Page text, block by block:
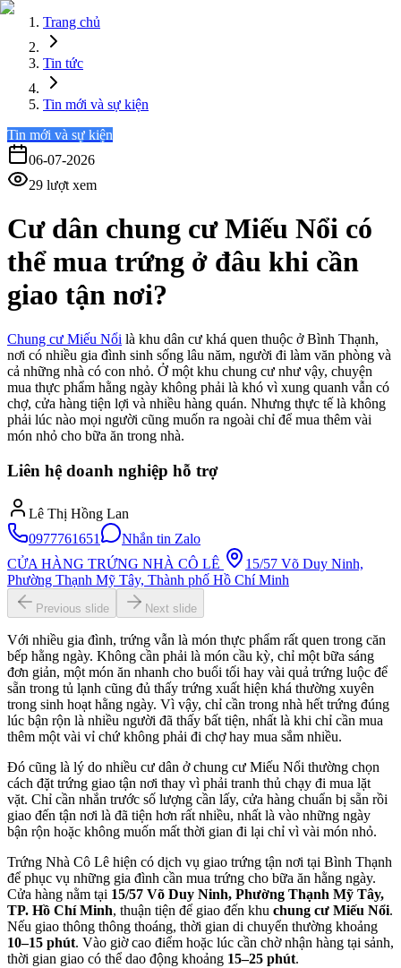
Trang chủ
Tin tức
Tin mới và sự kiện
Tin mới và sự kiện
06-07-2026
29 lượt xem
Cư dân chung cư Miếu Nổi có
thể mua trứng ở đâu khi cần
giao tận nơi?
Chung cư Miếu Nổi là khu dân cư khá quen thuộc ở Bình Thạnh,
nơi có nhiều gia đình sinh sống lâu năm, người đi làm văn phòng và
cả những nhà có con nhỏ. Ở một khu chung cư như vậy, chuyện
mua thực phẩm hằng ngày không phải là khó vì xung quanh vẫn có
chợ, cửa hàng tiện lợi và nhiều hàng quán. Nhưng thực tế là không
phải lúc nào mọi người cũng muốn ra ngoài chỉ để mua thêm vài
món nhỏ cho bữa ăn trong nhà.
Liên hệ doanh nghiệp hỗ trợ
Lê Thị Hồng Lan
0977761651
Nhắn tin Zalo
CỬA HÀNG TRỨNG NHÀ CÔ LÊ
15/57 Võ Duy Ninh,
Phường Thạnh Mỹ Tây, Thành phố Hồ Chí Minh
Previous slide Next slide
Với nhiều gia đình, trứng vẫn là món thực phẩm rất quen trong căn
bếp hằng ngày. Không cần phải là món cầu kỳ, chỉ một bữa sáng
đơn giản, một món ăn nhanh cho buổi tối hay vài quả trứng luộc để
sẵn trong tủ lạnh cũng đủ thấy trứng xuất hiện khá thường xuyên
trong sinh hoạt hằng ngày. Vì vậy, chỉ cần trong nhà hết trứng đúng
lúc bận rộn là nhiều người đã thấy bất tiện, nhất là khi chỉ cần mua
thêm một vài vỉ chứ không phải đi chợ hay mua sắm nhiều.
Đó cũng là lý do nhiều cư dân ở chung cư Miếu Nổi thường chọn
cách đặt trứng giao tận nơi thay vì phải tranh thủ chạy đi mua lặt
vặt. Chỉ cần nhắn trước số lượng cần lấy, cửa hàng chuẩn bị sẵn rồi
giao đến tận nơi là đã tiện hơn rất nhiều, nhất là vào những ngày
bận rộn hoặc không muốn mất thời gian đi lại chỉ vì vài món nhỏ.
Trứng Nhà Cô Lê hiện có dịch vụ giao trứng tận nơi tại Bình Thạnh
để phục vụ những gia đình cần mua trứng cho bữa ăn hằng ngày.
Cửa hàng nằm tại 15/57 Võ Duy Ninh, Phường Thạnh Mỹ Tây,
TP. Hồ Chí Minh, thuận tiện để giao đến khu chung cư Miếu Nổi.
Nếu giao thông thông thoáng, thời gian di chuyển thường khoảng
10–15 phút. Vào giờ cao điểm hoặc lúc cần chờ nhận hàng tại sảnh,
thời gian giao có thể dao động khoảng 15–25 phút.